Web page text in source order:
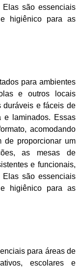
são essenciais
higiênico para as
para ambientes
e outros locais
duráveis e fáceis de
e laminados. Essas
acomodando
de proporcionar um
as mesas de
e funcionais,
são essenciais
higiênico para as
para áreas de
escolares e